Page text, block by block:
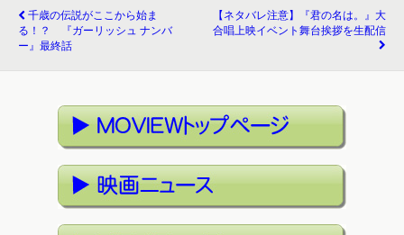
千歳の伝説がここから始ま
る！？ 『ガーリッシュ ナンバ
ー』最終話
【ネタバレ注意】『君の名は。』大
合唱上映イベント舞台挨拶を生配信